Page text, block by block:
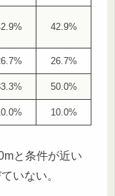
42.9%
26.7%
50.0%
10.0%
と条件が近い
いない。